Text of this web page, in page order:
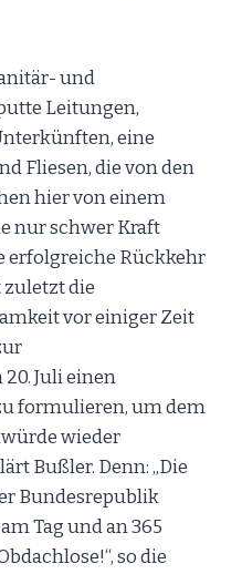
und
Leitungen,
eine
Fliesen, die von den
hier von einem
nur schwer Kraft
erfolgreiche Rückkehr
die
vor einiger Zeit
Juli einen
formulieren, um dem
wieder
Bußler. Denn: „Die
Bundesrepublik
Tag und an 365
so die